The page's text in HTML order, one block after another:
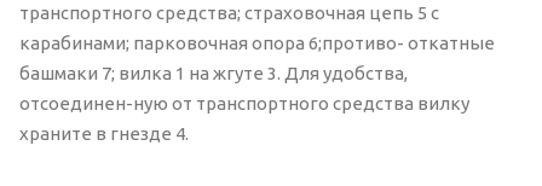
транспортного средства; страховочная цепь 5 с
карабинами; парковочная опора 6;противо- откатные
башмаки 7; вилка 1 на жгуте 3. Для удобства,
отсоединен-ную от транспортного средства вилку
храните в гнезде 4.